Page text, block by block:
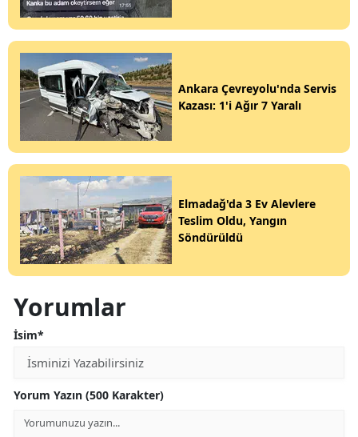
Ankara Çevreyolu'nda Servis
Kazası: 1'i Ağır 7 Yaralı
Elmadağ'da 3 Ev Alevlere
Teslim Oldu, Yangın
Söndürüldü
Yorumlar
İsim*
Yorum Yazın (500 Karakter)